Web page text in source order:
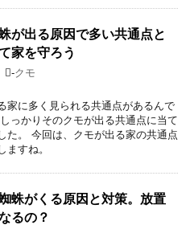
が出る原因で多い共通点と
家を守ろう
-クモ
家に多く見られる共通点があるんで
っかりそのクモが出る共通点に当て
た。 今回は、クモが出る家の共通点
ますね。
蛛がくる原因と対策。放置
るの？